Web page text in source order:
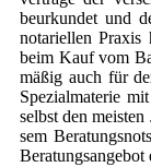
beur­kun­det und
nota­ri­el­len Pra­xis
beim Kauf vom
mä­ßig auch für
Spe­zi­al­ma­te­rie
selbst den
sem
Bera­tungs­an­ge­bot